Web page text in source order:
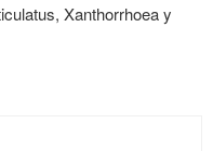
Xanthorrhoea y